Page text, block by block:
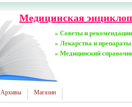
Медицинская
» Советы и рекомендации
» Лекарства и препараты
» Медицинский
Архивы Магазин